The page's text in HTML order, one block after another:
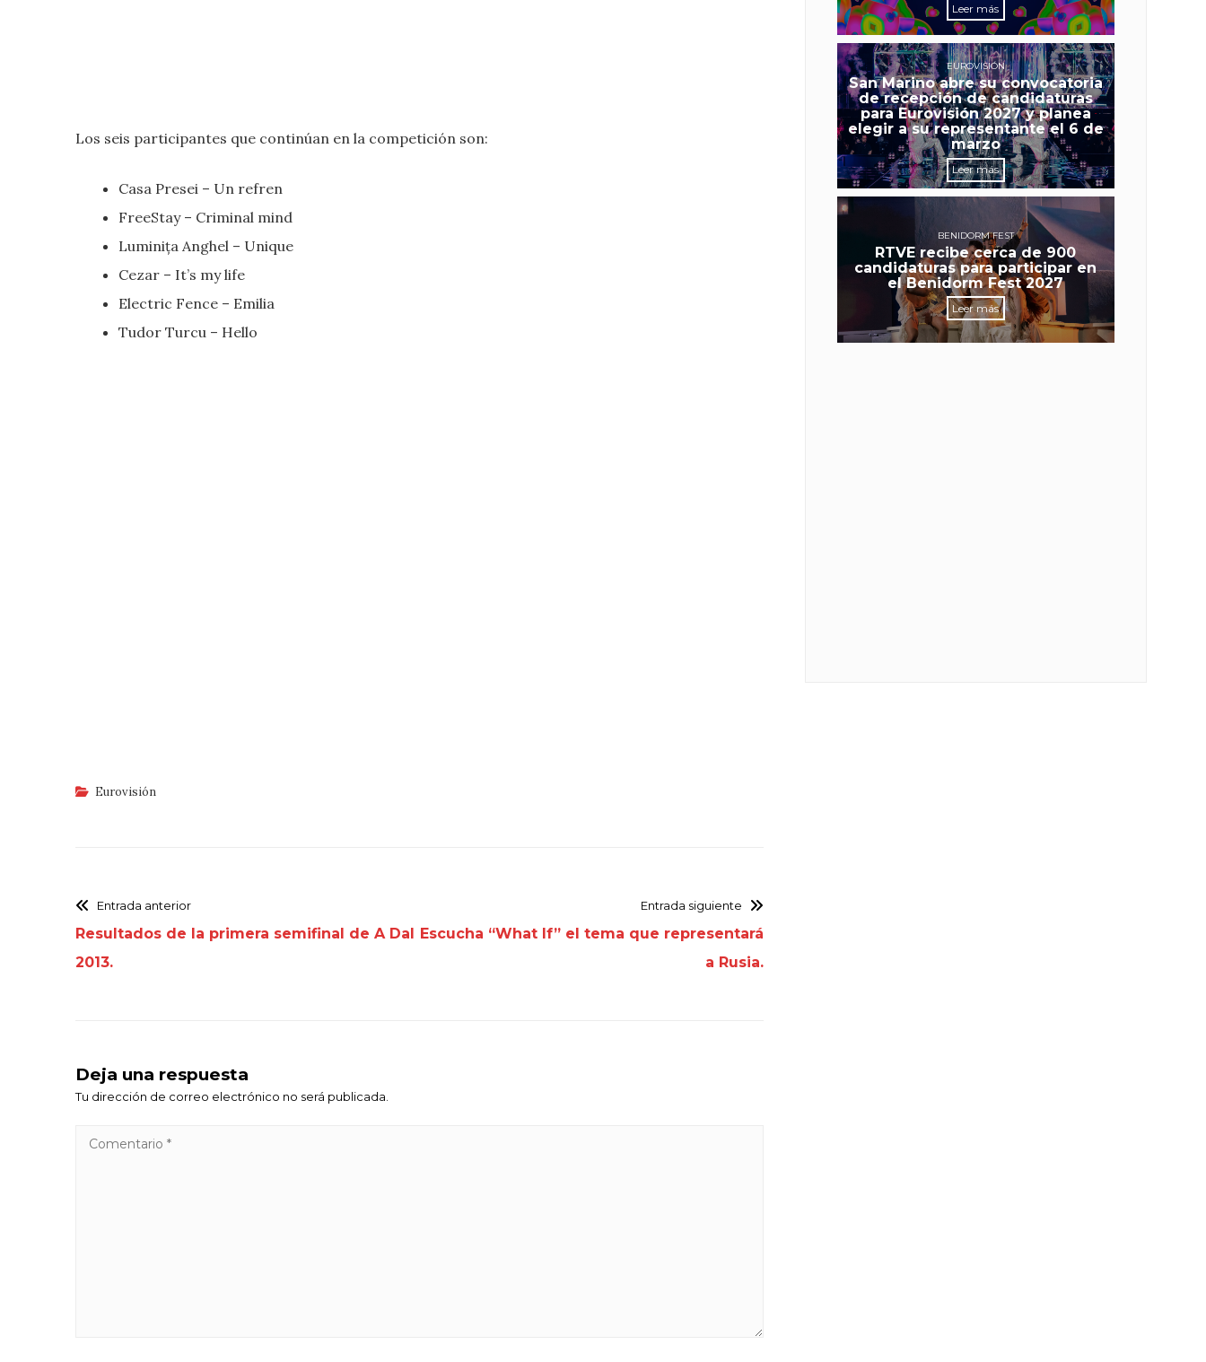
Los seis participantes que continúan en la competición son:
Casa Presei – Un refren
FreeStay – Criminal mind
Luminița Anghel – Unique
Cezar – It’s my life
Electric Fence – Emilia
Tudor Turcu – Hello
Eurovisión
Entrada anterior
Resultados de la primera semifinal de A Dal
2013.
Entrada siguiente
Escucha “What If” el tema que representará
a Rusia.
Deja una respuesta
Tu dirección de correo electrónico no será publicada.
Leer más
EUROVISIÓN
San Marino abre su convocatoria
de recepción de candidaturas
para Eurovisión 2027 y planea
elegir a su representante el 6 de
marzo
Leer más
BENIDORM FEST
RTVE recibe cerca de 900
candidaturas para participar en
el Benidorm Fest 2027
Leer más